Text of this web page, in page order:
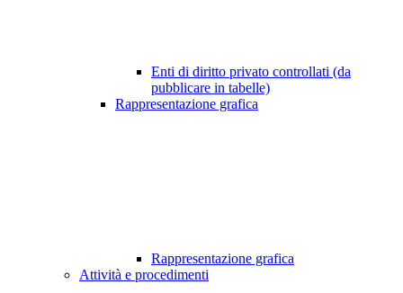
Enti di diritto privato controllati (da
pubblicare in tabelle)
Rappresentazione grafica
Rappresentazione grafica
Attività e procedimenti